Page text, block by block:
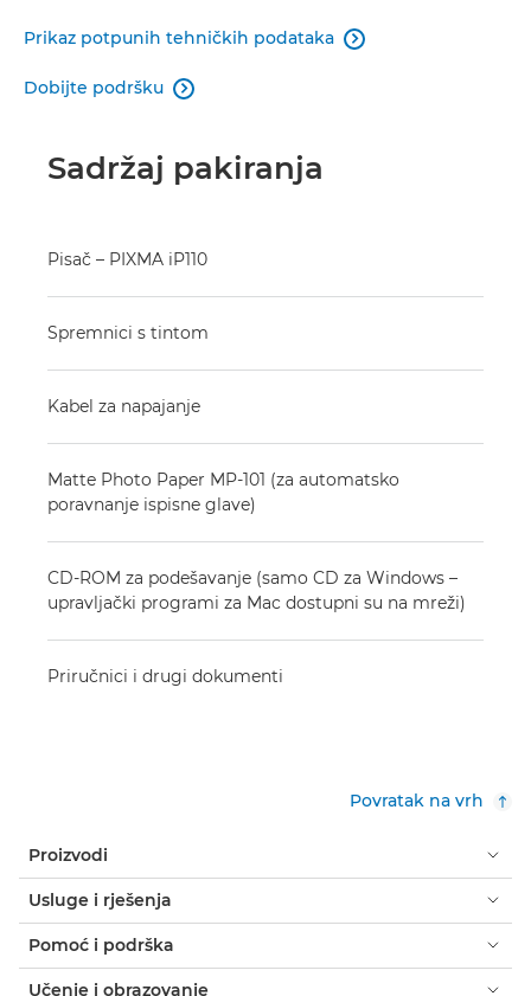
Prikaz potpunih tehničkih podataka 
Dobijte podršku 
Sadržaj pakiranja
Pisač – PIXMA iP110
Spremnici s tintom
Kabel za napajanje
Matte Photo Paper MP-101 (za automatsko
poravnanje ispisne glave)
CD-ROM za podešavanje (samo CD za Windows –
upravljački programi za Mac dostupni su na mreži)
Priručnici i drugi dokumenti
Povratak na vrh
Proizvodi
Usluge i rješenja
Pomoć i podrška
Učenje i obrazovanje